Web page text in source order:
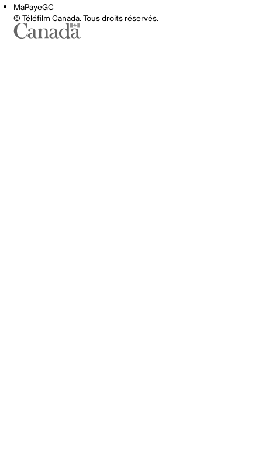
MaPayeGC
© Téléfilm Canada. Tous droits réservés.